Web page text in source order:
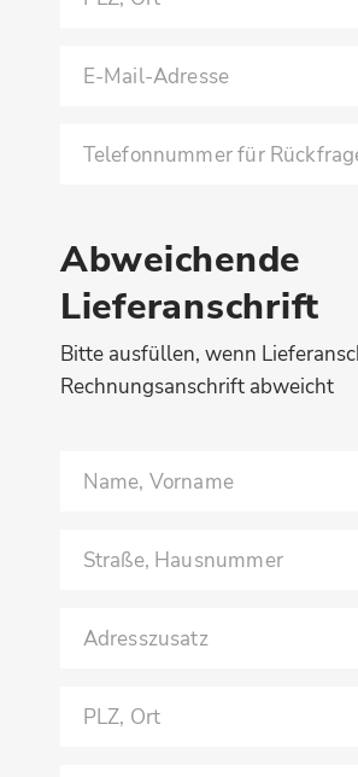
Abweichende
Lieferanschrift
Bitte ausfüllen, wenn
Rechnungsanschrift abweicht